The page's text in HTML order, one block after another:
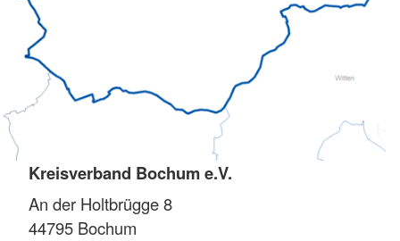
Kreisverband Bochum e.V.
An der Holtbrügge 8
44795 Bochum